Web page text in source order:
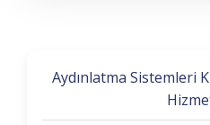
Aydınlatma Sistemleri